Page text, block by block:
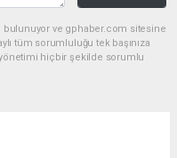
bulunuyor ve gphaber.com sitesine
tüm sorumluluğu tek başınıza
hiçbir şekilde sorumlu